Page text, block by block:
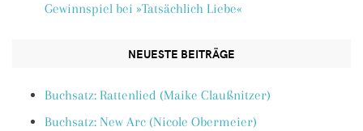
Gewinnspiel bei »Tatsächlich Liebe«
NEUESTE BEITRÄGE
Buchsatz: Rattenlied (Maike Claußnitzer)
Buchsatz: New Arc (Nicole Obermeier)